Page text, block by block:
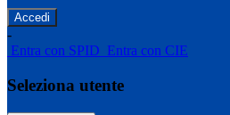
-
Entra con SPID Entra con CIE
Seleziona utente